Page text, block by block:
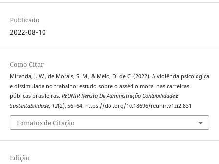
Publicado
2022-08-10
Como Citar
Miranda, J. W., de Morais, S. M., & Melo, D. de C. (2022). A violência psicológica
e dissimulada no trabalho: estudo sobre o assédio moral nas carreiras
públicas brasileiras. REUNIR Revista De Administração Contabilidade E
Sustentabilidade, 12(2), 56–64. https://doi.org/10.18696/reunir.v12i2.831
Fomatos de Citação
Edição